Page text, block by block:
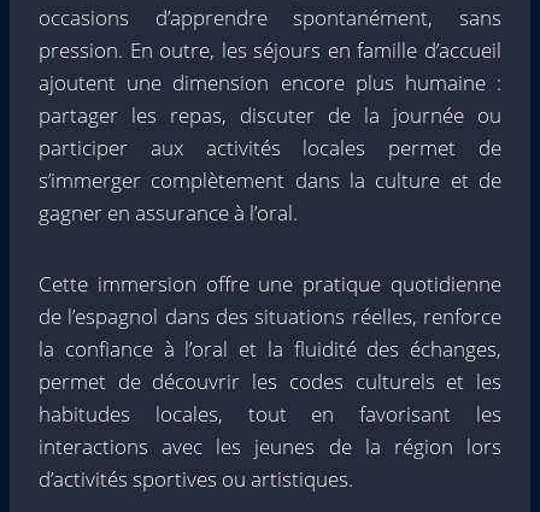
occasions d’apprendre spontanément, sans
pression. En outre, les séjours en famille d’accueil
ajoutent une dimension encore plus humaine :
partager les repas, discuter de la journée ou
participer aux activités locales permet de
s’immerger complètement dans la culture et de
gagner en assurance à l’oral.
Cette immersion offre une pratique quotidienne
de l’espagnol dans des situations réelles, renforce
la confiance à l’oral et la fluidité des échanges,
permet de découvrir les codes culturels et les
habitudes locales, tout en favorisant les
interactions avec les jeunes de la région lors
d’activités sportives ou artistiques.